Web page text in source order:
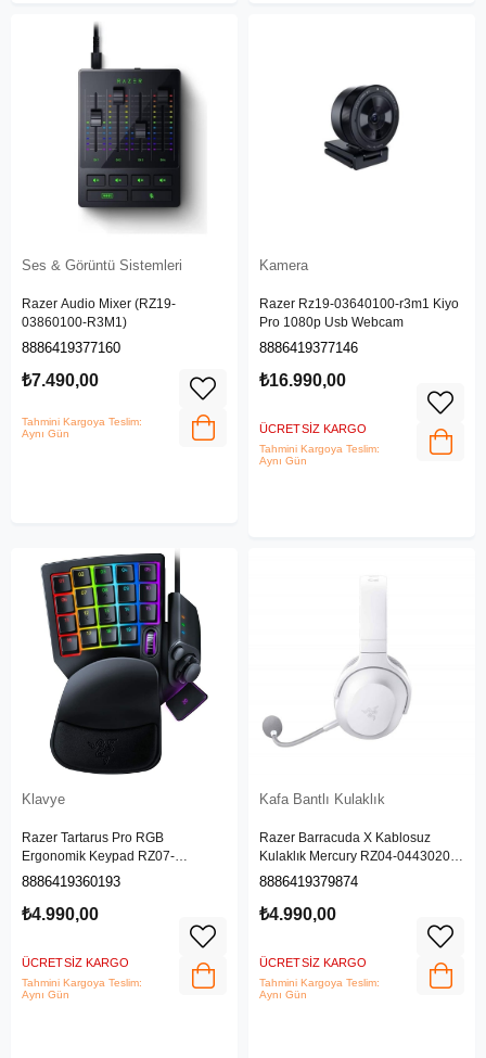
Ses & Görüntü Sistemleri
Razer Audio Mixer (RZ19-
03860100-R3M1)
8886419377160
₺7.490,00
Tahmini Kargoya Teslim:
Aynı Gün
Kamera
Razer Rz19-03640100-r3m1 Kiyo
Pro 1080p Usb Webcam
8886419377146
₺16.990,00
ÜCRETSIZ KARGO
Tahmini Kargoya Teslim:
Aynı Gün
Klavye
Razer Tartarus Pro RGB
Ergonomik Keypad RZ07-
03110100-R3M1
8886419360193
₺4.990,00
ÜCRETSIZ KARGO
Tahmini Kargoya Teslim:
Aynı Gün
Kafa Bantlı Kulaklık
Razer Barracuda X Kablosuz
Kulaklık Mercury RZ04-04430200-
R3M1
8886419379874
₺4.990,00
ÜCRETSIZ KARGO
Tahmini Kargoya Teslim:
Aynı Gün